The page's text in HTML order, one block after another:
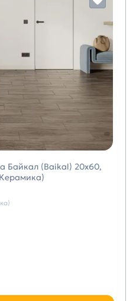
Байкал (Baikal) 20х60,